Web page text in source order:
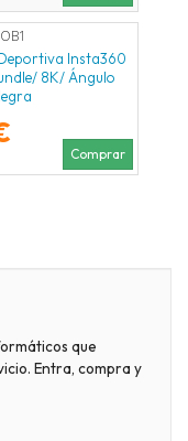
Insta360
8K/ Ángulo
Comprar
que
Entra, compra y